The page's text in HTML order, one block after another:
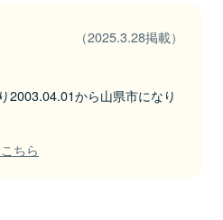
（2025.3.28掲載）
2003.04.01から山県市になり
ちら